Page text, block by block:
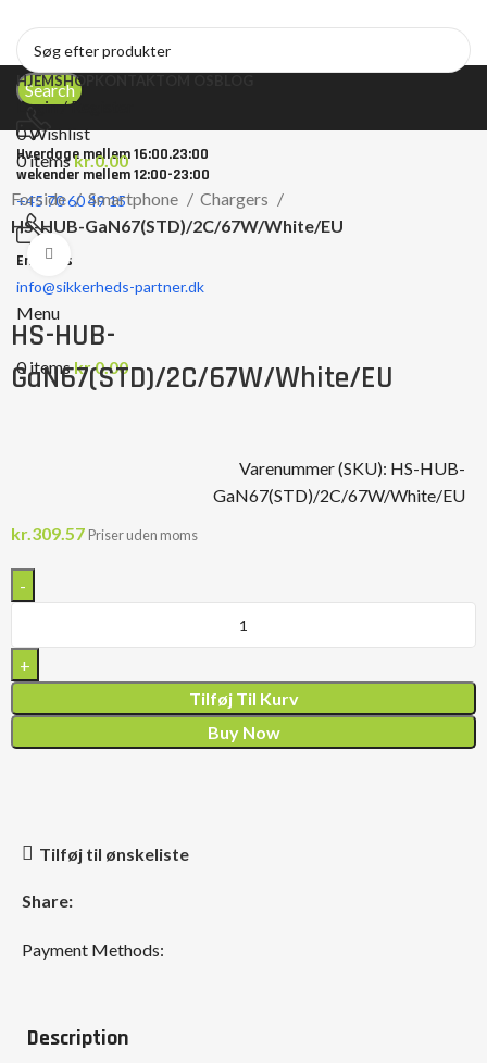
Search
Hverdage mellem 16:00.23:00
wekender mellem 12:00-23:00
+45 70 60 49 15
Email os
info@sikkerheds-partner.dk
Menu
0items kr.0.00
HJEMSHOP
Login / Register
0Wishlist
0itemskr.0.00
Forside
Smartphone
Chargers
HS-HUB-GaN67(STD)/2C/67W/White/EU
Click to enlarge
HS-HUB-
GaN67(STD)/2C/67W/White/EU
Varenummer (SKU): HS-HUB-
GaN67(STD)/2C/67W/White/EU
kr.309.57 Priser uden moms
Tilføj Til Kurv
Buy Now
Tilføj til ønskeliste
Share:
Payment Methods:
Description